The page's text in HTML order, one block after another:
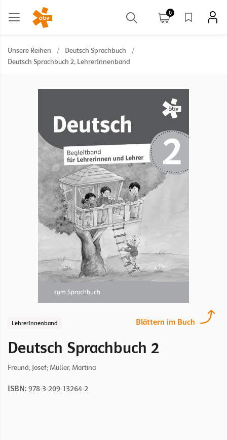
0
Unsere Reihen / Deutsch Sprachbuch
/
Deutsch Sprachbuch 2, LehrerInnenband
Blättern im Buch
LehrerInnenband
Deutsch Sprachbuch 2
Freund, Josef; Müller, Martina
ISBN: 978-3-209-13264-2